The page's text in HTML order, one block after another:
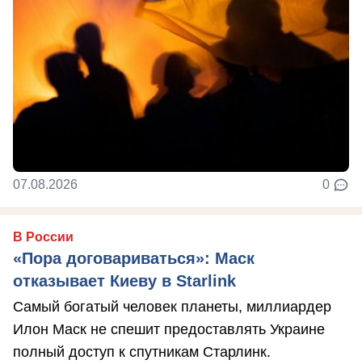
07.08.2026 0
В России
«Пора договариваться»: Маск
отказывает Киеву в Starlink
Самый богатый человек планеты, миллиардер
Илон Маск не спешит предоставлять Украине
полный доступ к спутникам Старлинк.